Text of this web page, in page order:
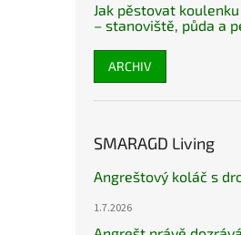
Jak pěstovat
– stanoviště, půda a
ARCHIV
SMARAGD Living
Angreštový koláč s
1.7.2026